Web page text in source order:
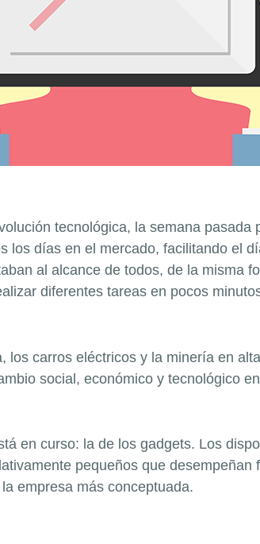
tecnológica, la semana
los días en el mercado, facilitando el
al alcance de todos, de la misma
diferentes tareas en pocos
los carros eléctricos y la minería en
social, económico y tecnológico
en curso: la de los gadgets. Los
pequeños que
empresa más conceptuada.